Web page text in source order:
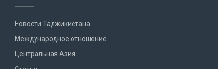
Новости Таджикистана
Международное отношение
Центральная Азия